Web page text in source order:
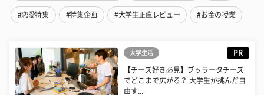
#恋愛特集 #特集企画 #大学生正直レビュー #お金の授業
大学生活 PR
【チーズ好き必見】ブッラータチーズ
でどこまで広がる？ 大学生が挑んだ自
由す...